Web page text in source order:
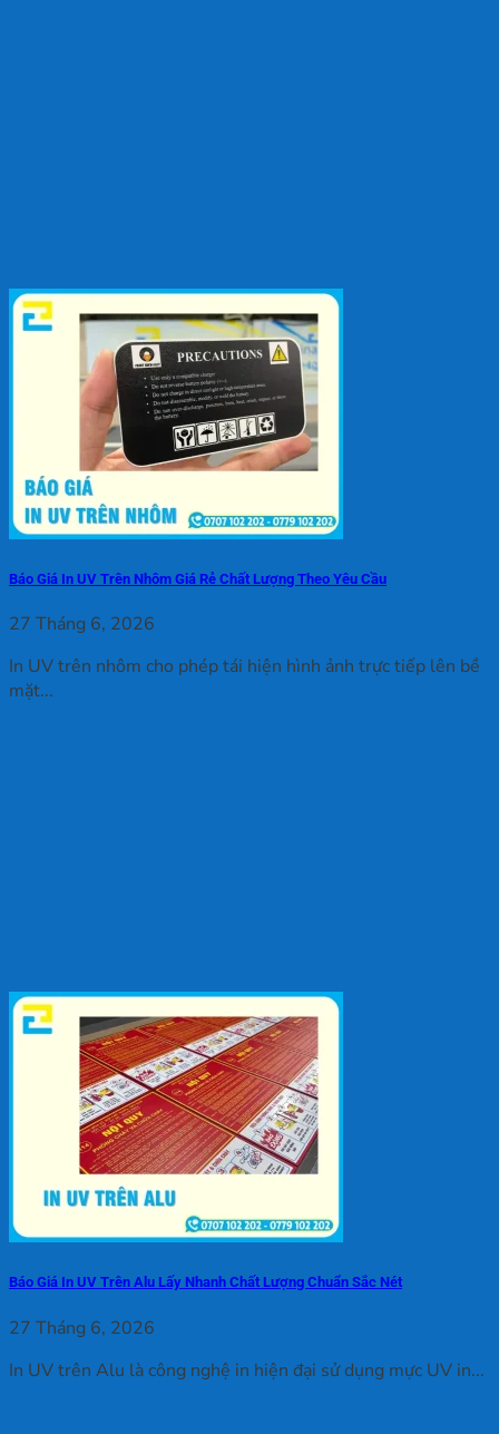
Báo Giá In UV Trên Nhôm Giá Rẻ Chất Lượng Theo Yêu Cầu
27 Tháng 6, 2026
In UV trên nhôm cho phép tái hiện hình ảnh trực tiếp lên bề
mặt...
Báo Giá In UV Trên Alu Lấy Nhanh Chất Lượng Chuẩn Sắc Nét
27 Tháng 6, 2026
In UV trên Alu là công nghệ in hiện đại sử dụng mực UV in...